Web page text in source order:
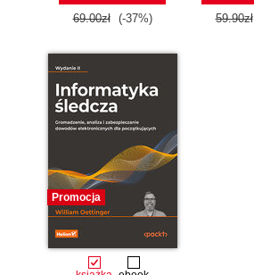
69.00zł (-37%) 59.90zł
Promocja